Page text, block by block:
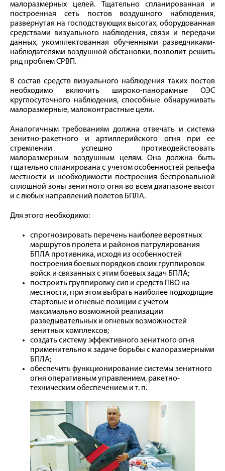
малоразмерных целей. Тщательно спланированная и
построенная сеть постов воздушного наблюдения,
развернутая на господствующих высотах, оборудованная
средствами визуального наблюдения, связи и передачи
данных, укомплектованная обученными разведчиками-
наблюдателями воздушной обстановки, позволит решить
ряд проблем СРВП.
В состав средств визуального наблюдения таких постов
необходимо включить широко-панорамные ОЭС
круглосуточного наблюдения, способные обнаруживать
малоразмерные, малоконтрастные цели.
Аналогичным требованиям должна отвечать и система
зенитно-ракетного и артиллерийского огня при ее
стремлении успешно противодействовать
малоразмерным воздушным целям. Она должна быть
тщательно спланирована с учетом особенностей рельефа
местности и необходимости построения беспровальной
сплошной зоны зенитного огня во всем диапазоне высот
и с любых направлений полетов БПЛА.
Для этого необходимо:
спрогнозировать перечень наиболее вероятных
маршрутов пролета и районов патрулирования
БПЛА противника, исходя из особенностей
построения боевых порядков своих группировок
войск и связанных с этим боевых задач БПЛА;
построить группировку сил и средств ПВО на
местности, при этом выбрать наиболее подходящие
стартовые и огневые позиции с учетом
максимально возможной реализации
разведывательных и огневых возможностей
зенитных комплексов;
создать систему эффективного зенитного огня
применительно к задаче борьбы с малоразмерными
БПЛА;
обеспечить функционирование системы зенитного
огня оперативным управлением, ракетно-
техническим обеспечением и т. п.